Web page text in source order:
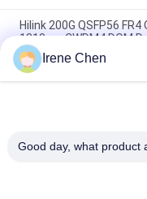
Hilink 200G QSFP56
1310nm CWDM4 DOM
Podwójny nadajnik-
QSFP28-100G-ZR4 dla
LC 30KM 40G ER4
Irene Chen
Good day, what product